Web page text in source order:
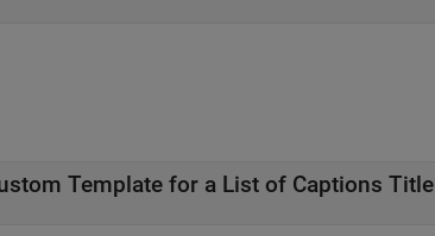
Template for a List of Captions Title